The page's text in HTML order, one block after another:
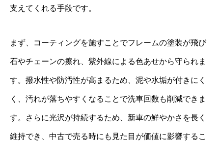
支えてくれる手段です。
まず、コーティングを施すことでフレームの塗装が飛び
石やチェーンの擦れ、紫外線による色あせから守られま
す。撥水性や防汚性が高まるため、泥や水垢が付きにく
く、汚れが落ちやすくなることで洗車回数も削減できま
す。さらに光沢が持続するため、新車の鮮やかさを長く
維持でき、中古で売る時にも見た目が価値に影響するこ